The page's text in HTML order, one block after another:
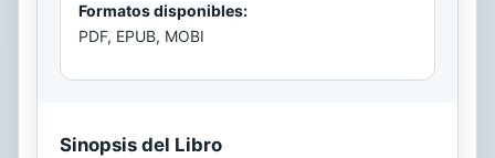
Formatos disponibles:
PDF, EPUB, MOBI
Sinopsis del Libro